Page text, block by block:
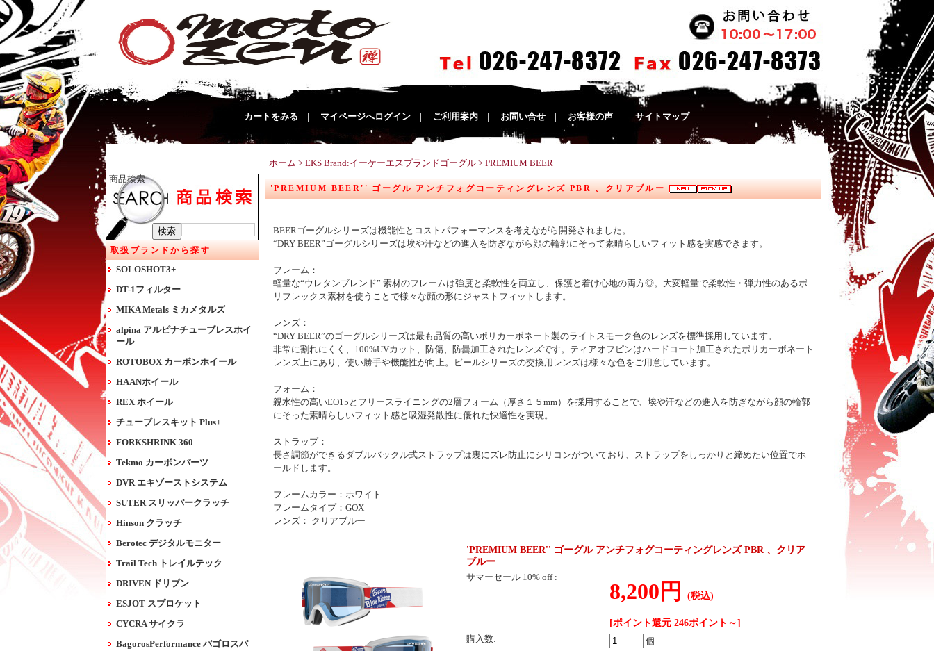
カートをみる マイページへログイン ご利用案内 お問い合せ お客様の声 サイトマップ
商品検索
取扱ブランドから探す
SOLOSHOT3+
DT-1フィルター
MIKA Metals ミカメタルズ
alpina アルピナチューブレスホイ
ール
ROTOBOX カーボンホイール
HAANホイール
REX ホイール
チューブレスキット Plus+
FORKSHRINK 360
Tekmo カーボンパーツ
DVR エキゾーストシステム
SUTER スリッパークラッチ
Hinson クラッチ
Berotec デジタルモニター
Trail Tech トレイルテック
DRIVEN ドリブン
ESJOT スプロケット
CYCRA サイクラ
BagorosPerformance バゴロスパ
ホーム > EKS Brand:イーケーエスブランドゴーグル > PREMIUM BEER
'PREMIUM BEER'' ゴーグル アンチフォグコーティングレンズ PBR 、クリアブルー
BEERゴーグルシリーズは機能性とコストパフォーマンスを考えながら開発されました。
“DRY BEER”ゴーグルシリーズは埃や汗などの進入を防ぎながら顔の輪郭にそって素晴らしいフィット感を実感できます。
フレーム：
軽量な“ウレタンブレンド” 素材のフレームは強度と柔軟性を両立し、保護と着け心地の両方◎。大変軽量で柔軟性・弾力性のあるポ
リフレックス素材を使うことで様々な顔の形にジャストフィットします。
レンズ：
“DRY BEER”のゴーグルシリーズは最も品質の高いポリカーボネート製のライトスモーク色のレンズを標準採用しています。
非常に割れにくく、100%UVカット、防傷、防曇加工されたレンズです。ティアオフピンはハードコート加工されたポリカーボネート
レンズ上にあり、使い勝手や機能性が向上。ビールシリーズの交換用レンズは様々な色をご用意しています。
フォーム：
親水性の高いEO15とフリースライニングの2層フォーム（厚さ１５mm）を採用することで、埃や汗などの進入を防ぎながら顔の輪郭
にそった素晴らしいフィット感と吸湿発散性に優れた快適性を実現。
ストラップ：
長さ調節ができるダブルバックル式ストラップは裏にズレ防止にシリコンがついており、ストラップをしっかりと締めたい位置でホ
ールドします。
フレームカラー：ホワイト
フレームタイプ：GOX
レンズ： クリアブルー
'PREMIUM BEER'' ゴーグル アンチフォグコーティングレンズ PBR 、クリア
ブルー
サマーセール 10% off :
8,200円 (税込)
[ポイント還元 246ポイント～]
購入数: 個